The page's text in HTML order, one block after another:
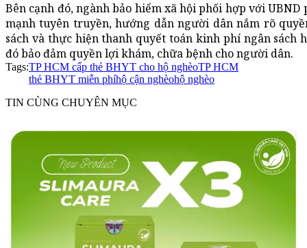
Bên cạnh đó, ngành bảo hiểm xã hội phối hợp với
mạnh tuyên truyền, hướng dẫn người dân nắm rõ
sách và thực hiện thanh quyết toán kinh phí ngân
đó bảo đảm quyền lợi khám, chữa bệnh cho người dân.
Tags:TP HCM cấp thẻ BHYT cho hộ nghèoTP HCM
thẻ BHYT miễn phíhộ cận nghèohộ nghèo
TIN CÙNG CHUYÊN MỤC